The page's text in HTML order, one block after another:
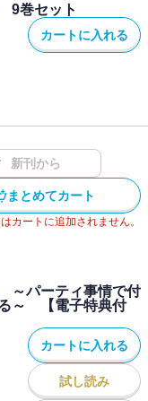
9巻セット
カートに入れる
新刊から
まとめてカート
カートに追加されません。
～パーティ事情で付
～ 【電子特典付
カートに入れる
試し読み